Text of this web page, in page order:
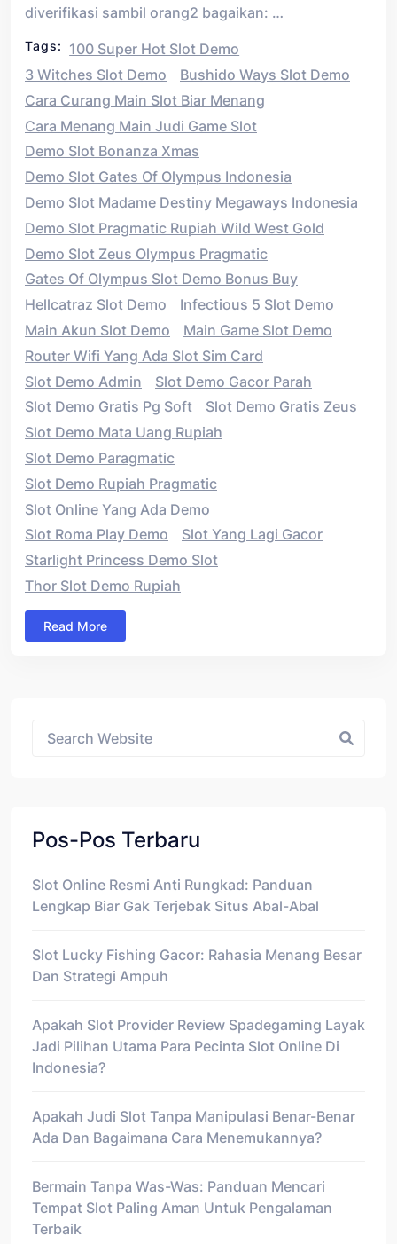
diverifikasi sambil orang2 bagaikan: …
Tags:
100 Super Hot Slot Demo
3 Witches Slot Demo
Bushido Ways Slot Demo
Cara Curang Main Slot Biar Menang
Cara Menang Main Judi Game Slot
Demo Slot Bonanza Xmas
Demo Slot Gates Of Olympus Indonesia
Demo Slot Madame Destiny Megaways Indonesia
Demo Slot Pragmatic Rupiah Wild West Gold
Demo Slot Zeus Olympus Pragmatic
Gates Of Olympus Slot Demo Bonus Buy
Hellcatraz Slot Demo
Infectious 5 Slot Demo
Main Akun Slot Demo
Main Game Slot Demo
Router Wifi Yang Ada Slot Sim Card
Slot Demo Admin
Slot Demo Gacor Parah
Slot Demo Gratis Pg Soft
Slot Demo Gratis Zeus
Slot Demo Mata Uang Rupiah
Slot Demo Paragmatic
Slot Demo Rupiah Pragmatic
Slot Online Yang Ada Demo
Slot Roma Play Demo
Slot Yang Lagi Gacor
Starlight Princess Demo Slot
Thor Slot Demo Rupiah
Read More
Pos-Pos Terbaru
Slot Online Resmi Anti Rungkad: Panduan
Lengkap Biar Gak Terjebak Situs Abal-Abal
Slot Lucky Fishing Gacor: Rahasia Menang Besar
Dan Strategi Ampuh
Apakah Slot Provider Review Spadegaming Layak
Jadi Pilihan Utama Para Pecinta Slot Online Di
Indonesia?
Apakah Judi Slot Tanpa Manipulasi Benar-Benar
Ada Dan Bagaimana Cara Menemukannya?
Bermain Tanpa Was-Was: Panduan Mencari
Tempat Slot Paling Aman Untuk Pengalaman
Terbaik